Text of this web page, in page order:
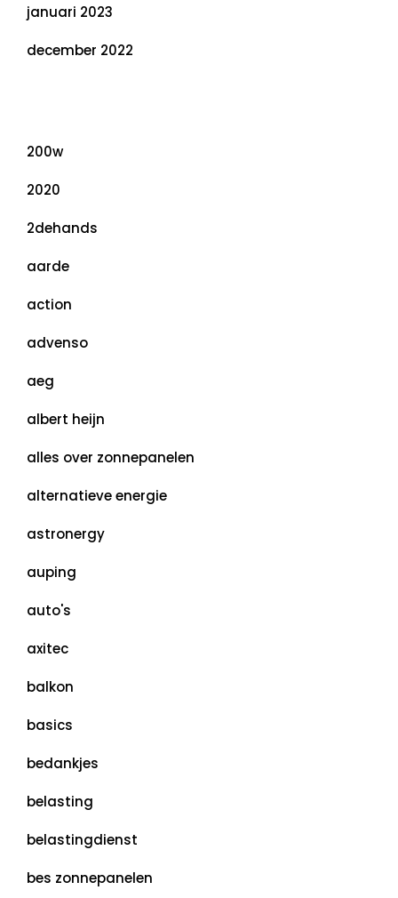
januari 2023
december 2022
200w
2020
2dehands
aarde
action
advenso
aeg
albert heijn
alles over zonnepanelen
alternatieve energie
astronergy
auping
auto's
axitec
balkon
basics
bedankjes
belasting
belastingdienst
bes zonnepanelen